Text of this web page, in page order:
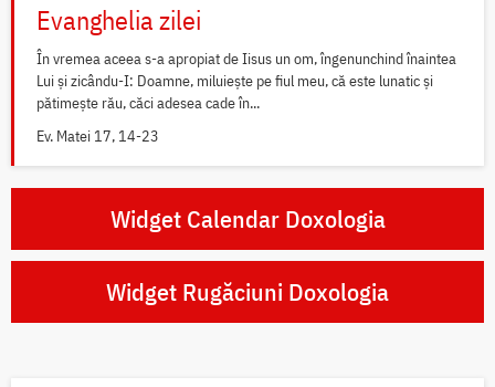
Evanghelia zilei
În vremea aceea s-a apropiat de Iisus un om, îngenunchind înaintea
Lui și zicându-I: Doamne, miluiește pe fiul meu, că este lunatic și
pătimește rău, căci adesea cade în...
Ev. Matei 17, 14-23
Widget Calendar Doxologia
Widget Rugăciuni Doxologia